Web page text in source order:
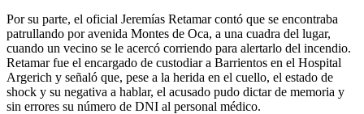
Por su parte, el oficial Jeremías Retamar contó que se encontraba
patrullando por avenida Montes de Oca, a una cuadra del lugar,
cuando un vecino se le acercó corriendo para alertarlo del incendio.
Retamar fue el encargado de custodiar a Barrientos en el Hospital
Argerich y señaló que, pese a la herida en el cuello, el estado de
shock y su negativa a hablar, el acusado pudo dictar de memoria y
sin errores su número de DNI al personal médico.